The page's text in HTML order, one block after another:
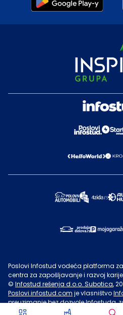
Poslovi Infostud vodeća platforma
centra za zapošljavanje i razvoj
© Infostud rešenja d.o.o. Subotica,
Poslovi.infostud.com je vlasništvo
preuzimanje bez dozvoleInfostuda,
u druge svrhe, osim za lične potrebe